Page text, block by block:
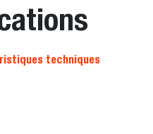
techniques